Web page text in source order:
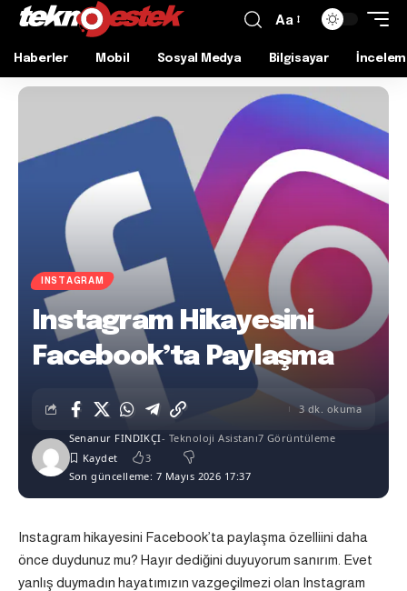
Aa
Haberler Mobil Sosyal Medya Bilgisayar
INSTAGRAM
Instagram Hikayesini
Facebook’ta Paylaşma
Son güncelleme: 7 Mayıs 2026 17:37
Senanur FINDIKÇI- Teknoloji Asistanı7 Görüntüleme
3
3 dk. okuma
Instagram hikayesini Facebook’ta paylaşma özelliini daha
önce duydunuz mu? Hayır dediğini duyuyorum sanırım. Evet
yanlış duymadın hayatımızın vazgeçilmezi olan Instagram